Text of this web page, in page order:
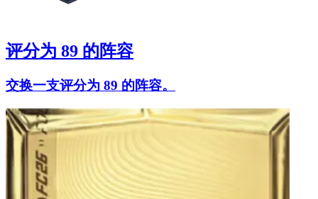
评分为 89 的阵容
交换一支评分为 89 的阵容。